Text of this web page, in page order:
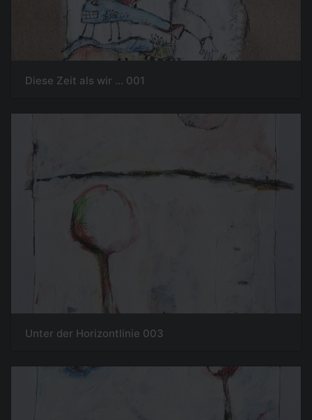
Diese Zeit als wir ... 001
Unter der Horizontlinie 003